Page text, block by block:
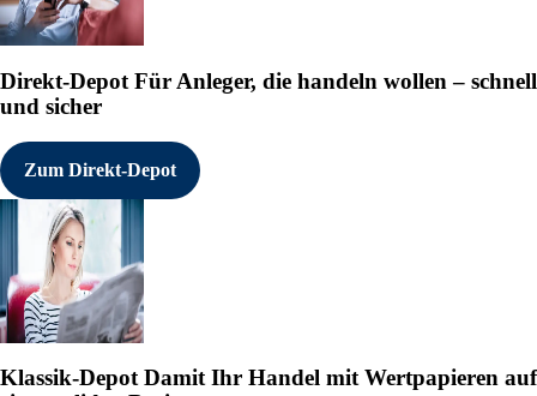
Direkt-Depot Für Anleger, die handeln wollen – schnell
und sicher
Zum Direkt-Depot
Klassik-DepotDamit Ihr Handel mit Wertpapieren auf